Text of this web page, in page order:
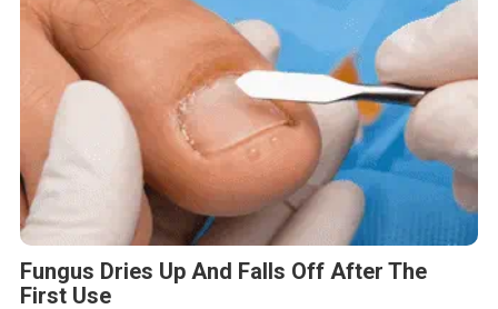
Fungus Dries Up And Falls Off After The
First Use